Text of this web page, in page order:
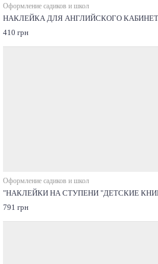
Оформление садиков и школ
НАКЛЕЙКА ДЛЯ АНГЛИЙСКОГО КАБИНЕТА
410 грн
Оформление садиков и школ
"НАКЛЕЙКИ НА СТУПЕНИ "ДЕТСКИЕ
791 грн